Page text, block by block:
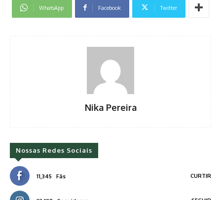
WhatsApp Facebook Twitter
Nika Pereira
Nossas Redes Sociais
11,345 Fãs CURTIR